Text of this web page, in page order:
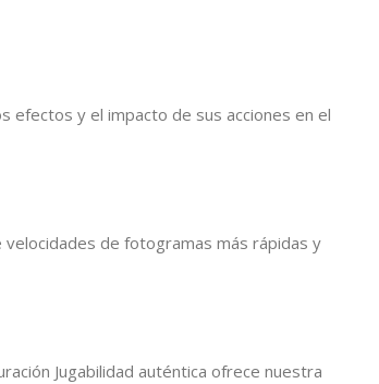
efectos y el impacto de sus acciones en el
de fotogramas más rápidas y
Jugabilidad auténtica ofrece nuestra